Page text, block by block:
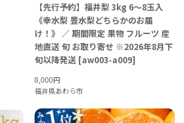
【先行予約】福井梨 3kg 6～8玉入
《幸水梨 豊水梨どちらかのお届
け！》 ／ 期間限定 果物 フルーツ 産
地直送 旬 お取り寄せ ※2026年8月下
旬以降発送 [aw003-a009]
8,000円
福井県あわら市